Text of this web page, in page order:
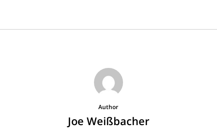
Author
Joe Weißbacher